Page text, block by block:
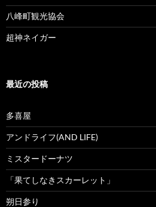
八峰町観光協会
超神ネイガー
最近の投稿
多喜屋
アンドライフ(AND LIFE)
ミスタードーナツ
「果てしなきスカーレット」
朔日参り